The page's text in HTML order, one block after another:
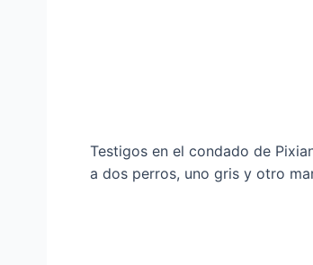
Testigos en el condado de
a dos perros, uno gris y otro